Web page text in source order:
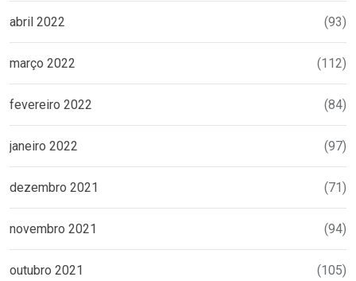
abril 2022 (93)
março 2022 (112)
fevereiro 2022 (84)
janeiro 2022 (97)
dezembro 2021 (71)
novembro 2021 (94)
outubro 2021 (105)